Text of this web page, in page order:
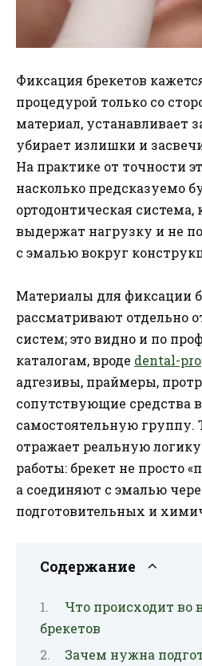
Фиксация брекетов
процедурой только со
материал, устанавливает
убирает излишки и
На практике от точности
насколько предсказуемо
ортодонтическая
выдержат нагрузку и не
с эмалью вокруг
Материалы для фиксации
рассматривают отдельно
систем; это видно и по
каталогам, вроде dental-
адгезивы, праймеры,
сопутствующие средства
самостоятельную группу.
отражает реальную
работы: брекет не просто
а соединяют с эмалью
подготовительных и
Содержание
Что происходит во
брекетов
Зачем нужна